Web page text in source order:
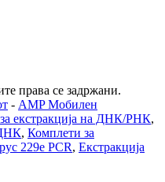
права се задржани.
- AMP Мобилен
екстракција на ДНК/РНК,
, Комплети за
229e PCR, Екстракција